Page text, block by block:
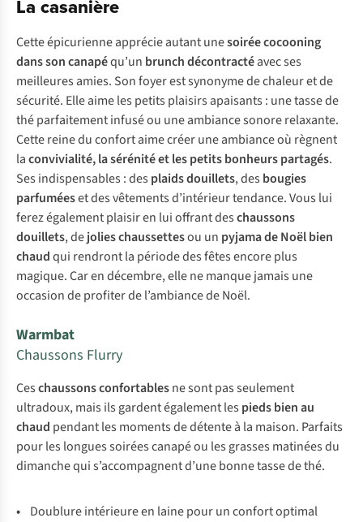
La casanière
Cette épicurienne apprécie autant unesoirée cocooning
dans son canapéqu’un brunch décontractéavec ses
meilleures amies. Son foyer est synonyme de chaleur et de
sécurité. Elle aime les petits plaisirs apaisants : une tasse de
thé parfaitement infusé ou une ambiance sonore relaxante.
Cette reine du confort aime créer une ambiance où règnent
laconvivialité, la sérénité et les petits bonheurs partagés.
Ses indispensables : des plaids douillets, des bougies
parfuméeset des vêtements d’intérieur tendance. Vous lui
ferez également plaisir en lui offrant deschaussons
douillets, dejolies chaussettesou un pyjama de Noël bien
chaudqui rendront la période des fêtes encore plus
magique. Car en décembre, elle ne manque jamais une
occasion de profiter de l’ambiance de Noël.
Warmbat
Chaussons Flurry
Ceschaussons confortablesne sont pas seulement
ultradoux, mais ils gardent également les pieds bien au
chaud pendant les moments de détente à la maison. Parfaits
pour les longues soirées canapé ou les grasses matinées du
dimanche qui s’accompagnent d’une bonne tasse de thé.
• Doublure intérieure en laine pour un confort optimal